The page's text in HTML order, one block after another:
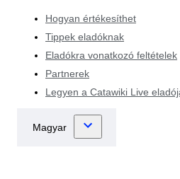
Hogyan értékesíthet
Tippek eladóknak
Eladókra vonatkozó feltételek
Partnerek
Legyen a Catawiki Live